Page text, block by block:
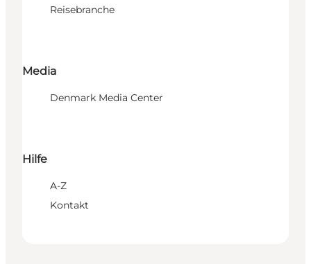
Reisebranche
Media
Denmark Media Center
Hilfe
A-Z
Kontakt